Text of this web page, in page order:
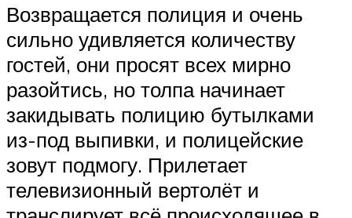
Возвращается полиция и очень
сильно удивляется количеству
гостей, они просят всех мирно
разойтись, но толпа начинает
закидывать полицию бутылками
из-под выпивки, и полицейские
зовут подмогу. Прилетает
телевизионный вертолёт и